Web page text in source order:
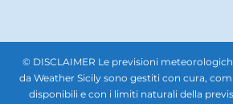
© DISCLAIMER Le previsioni
da Weather Sicily sono gestiti con cura,
disponibili e con i limiti naturali della